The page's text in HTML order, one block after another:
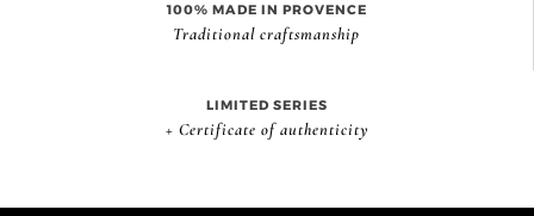
100% MADE IN PROVENCE
Traditional craftsmanship
LIMITED SERIES
+ Certificate of authenticity